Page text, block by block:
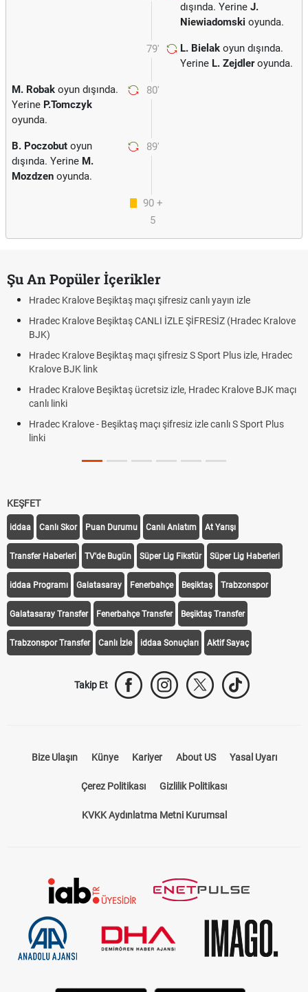
dışında. Yerine J.
Niewiadomski oyunda.
79' L. Bielak oyun dışında.
Yerine L. Zejdleroyunda.
80'
M. Robak oyun dışında.
Yerine P.Tomczyk
oyunda.
89'
B. Poczobut oyun
dışında. Yerine M.
Mozdzen oyunda.
90 +
5
Şu An Popüler İçerikler
Hradec Kralove Beşiktaş maçı şifresiz canlı yayın izle
Hradec Kralove Beşiktaş CANLI İZLE ŞİFRESİZ (Hradec Kralove
BJK)
Hradec Kralove Beşiktaş maçı şifresiz S Sport Plus izle, Hradec
Kralove BJK link
Hradec Kralove Beşiktaş ücretsiz izle, Hradec Kralove BJK maçı
canlı linki
Hradec Kralove - Beşiktaş maçı şifresiz izle canlı S Sport Plus
linki
KEŞFET
iddaa Canlı Skor Puan Durumu Canlı Anlatım At Yarışı
Transfer Haberleri TV'de Bugün Süper Lig Fikstür Süper Lig Haberleri
iddaa Programı Galatasaray Fenerbahçe Beşiktaş Trabzonspor
Galatasaray Transfer Fenerbahçe Transfer Beşiktaş Transfer
Trabzonspor Transfer Canlı İzle iddaa Sonuçları Aktif Sayaç
Takip Et
Bize Ulaşın Künye Kariyer About US Yasal Uyarı
Çerez Politikası Gizlilik Politikası
KVKK Aydınlatma Metni Kurumsal